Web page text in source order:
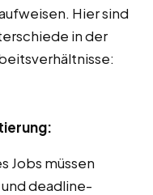
Hier sind
in der
Jobs müssen
deadline-